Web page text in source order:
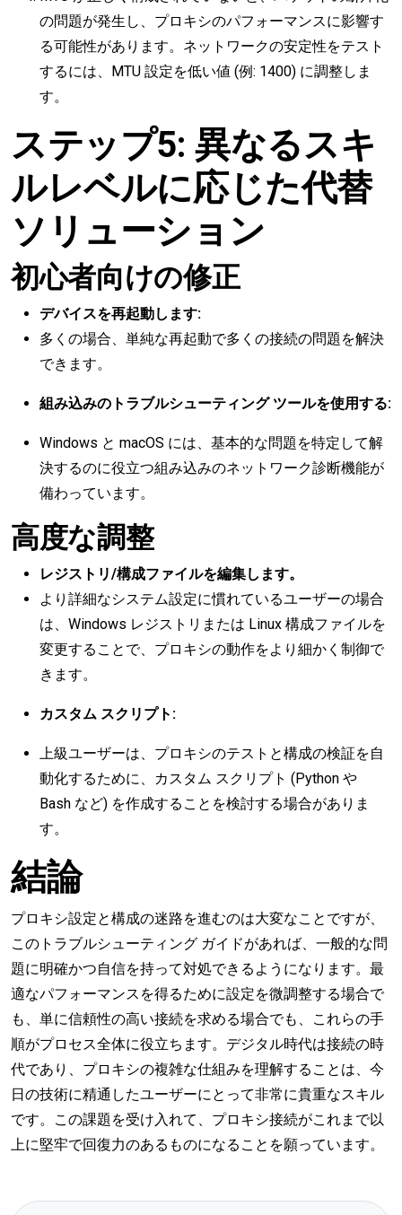
の問題が発生し、プロキシのパフォーマンスに影響す
る可能性があります。ネットワークの安定性をテスト
するには、MTU 設定を低い値 (例: 1400) に調整しま
す。
ステップ5: 異なるスキ
ルレベルに応じた代替
ソリューション
初心者向けの修正
デバイスを再起動します:
多くの場合、単純な再起動で多くの接続の問題を解決
できます。
組み込みのトラブルシューティング ツールを使用する:
Windows と macOS には、基本的な問題を特定して解
決するのに役立つ組み込みのネットワーク診断機能が
備わっています。
高度な調整
レジストリ/構成ファイルを編集します。
より詳細なシステム設定に慣れているユーザーの場合
は、Windows レジストリまたは Linux 構成ファイルを
変更することで、プロキシの動作をより細かく制御で
きます。
カスタム スクリプト:
上級ユーザーは、プロキシのテストと構成の検証を自
動化するために、カスタム スクリプト (Python や
Bash など) を作成することを検討する場合がありま
す。
結論
プロキシ設定と構成の迷路を進むのは大変なことですが、
このトラブルシューティング ガイドがあれば、一般的な問
題に明確かつ自信を持って対処できるようになります。最
適なパフォーマンスを得るために設定を微調整する場合で
も、単に信頼性の高い接続を求める場合でも、これらの手
順がプロセス全体に役立ちます。デジタル時代は接続の時
代であり、プロキシの複雑な仕組みを理解することは、今
日の技術に精通したユーザーにとって非常に貴重なスキル
です。この課題を受け入れて、プロキシ接続がこれまで以
上に堅牢で回復力のあるものになることを願っています。